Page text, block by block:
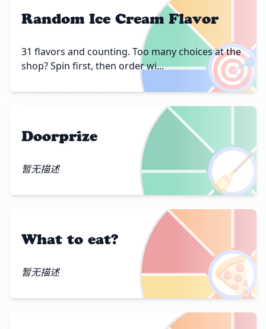
🎯
Random Ice Cream Flavor
31 flavors and counting. Too many choices at the
shop? Spin first, then order wi...
🧹
Doorprize
暂无描述
🍕
What to eat?
暂无描述